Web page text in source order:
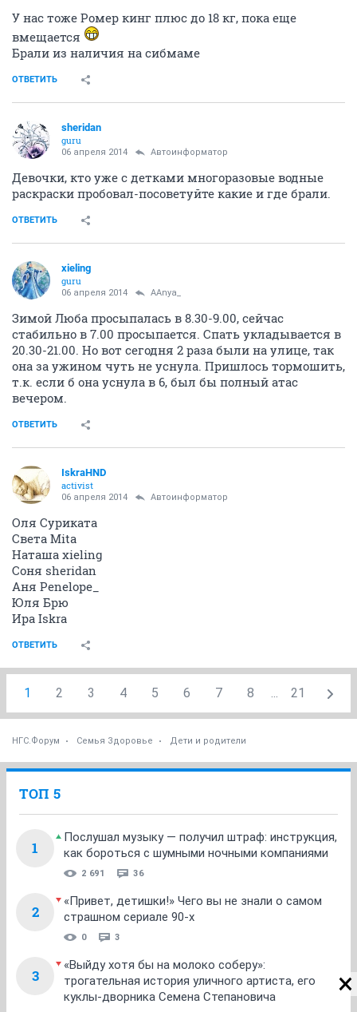
У нас тоже Ромер кинг плюс до 18 кг, пока еще
вмещается
Брали из наличия на сибмаме
ОТВЕТИТЬ
sheridan
guru
06 апреля 2014 Автоинформатор
Девочки, кто уже с детками многоразовые водные
раскраски пробовал-посоветуйте какие и где брали.
ОТВЕТИТЬ
xieling
guru
06 апреля 2014 AAnya_
Зимой Люба просыпалась в 8.30-9.00, сейчас
стабильно в 7.00 просыпается. Спать укладывается в
20.30-21.00. Но вот сегодня 2 раза были на улице, так
она за ужином чуть не уснула. Пришлось тормошить,
т.к. если б она уснула в 6, был бы полный атас
вечером.
ОТВЕТИТЬ
IskraHND
activist
06 апреля 2014 Автоинформатор
Оля Суриката
Света Mita
Наташа xieling
Соня sheridan
Аня Penelope_
Юля Брю
Ира Iskra
ОТВЕТИТЬ
1 2 3 4 5 6 7 8 ... 21
НГС.Форум Семья Здоровье Дети и родители
ТОП 5
1
Послушал музыку — получил штраф: инструкция,
как бороться с шумными ночными компаниями
2 691 36
2
«Привет, детишки!» Чего вы не знали о самом
страшном сериале 90-х
0 3
3
«Выйду хотя бы на молоко соберу»:
трогательная история уличного артиста, его
куклы-дворника Семена Степановича